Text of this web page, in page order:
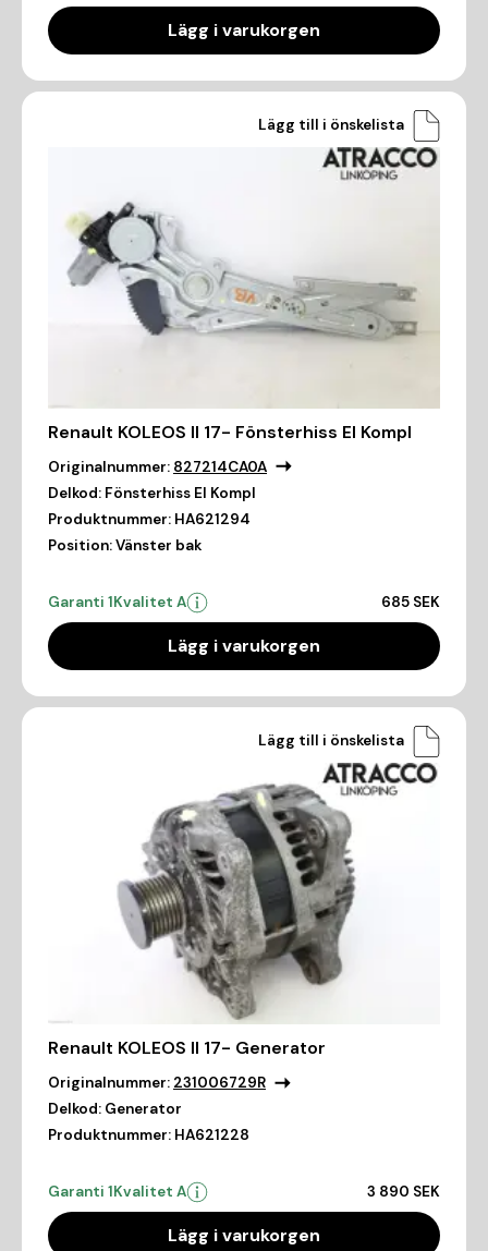
Lägg i varukorgen
Lägg till i önskelista
Renault KOLEOS II 17- Fönsterhiss El Kompl
Originalnummer: 827214CA0A
Delkod: Fönsterhiss El Kompl
Produktnummer: HA621294
Position:Vänster bak
Garanti 1Kvalitet A 685 SEK
Lägg i varukorgen
Lägg till i önskelista
Renault KOLEOS II 17- Generator
Originalnummer: 231006729R
Delkod: Generator
Produktnummer: HA621228
Garanti 1Kvalitet A 3 890 SEK
Lägg i varukorgen